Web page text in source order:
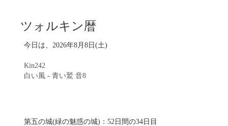
ツォルキン暦
今日は、2026年8月8日(土)
Kin242
白い風 - 青い鷲 音8
第五の城(緑の魅惑の城)：52日間の34日目